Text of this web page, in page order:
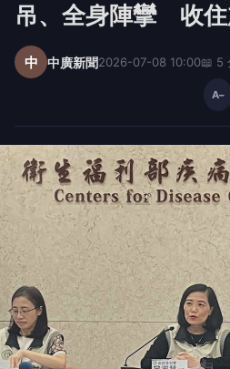
吊、全身陣攣 收住
中 中廣新聞2026-07-08 10:00📖 5
A−